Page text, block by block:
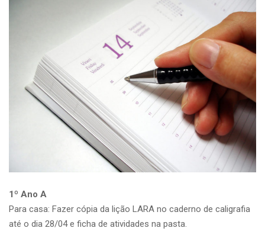
1º Ano A
Para casa: Fazer cópia da lição LARA no caderno de caligrafia
até o dia 28/04 e ficha de atividades na pasta.